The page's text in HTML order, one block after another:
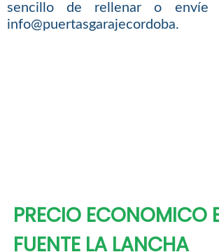
sencillo de rellenar o envíe
info@puertasgarajecordoba.
PRECIO ECONOMICO
FUENTE LA LANCHA